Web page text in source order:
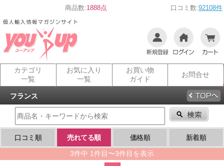
商品数:1888点 口コミ数:92108件
カテゴリ
一覧
お気に入り
一覧
お買い物
ガイド
お問合せ
フランス
口コミ順 売れてる順 価格順
新着順
3件中 1件目〜3件目を表示